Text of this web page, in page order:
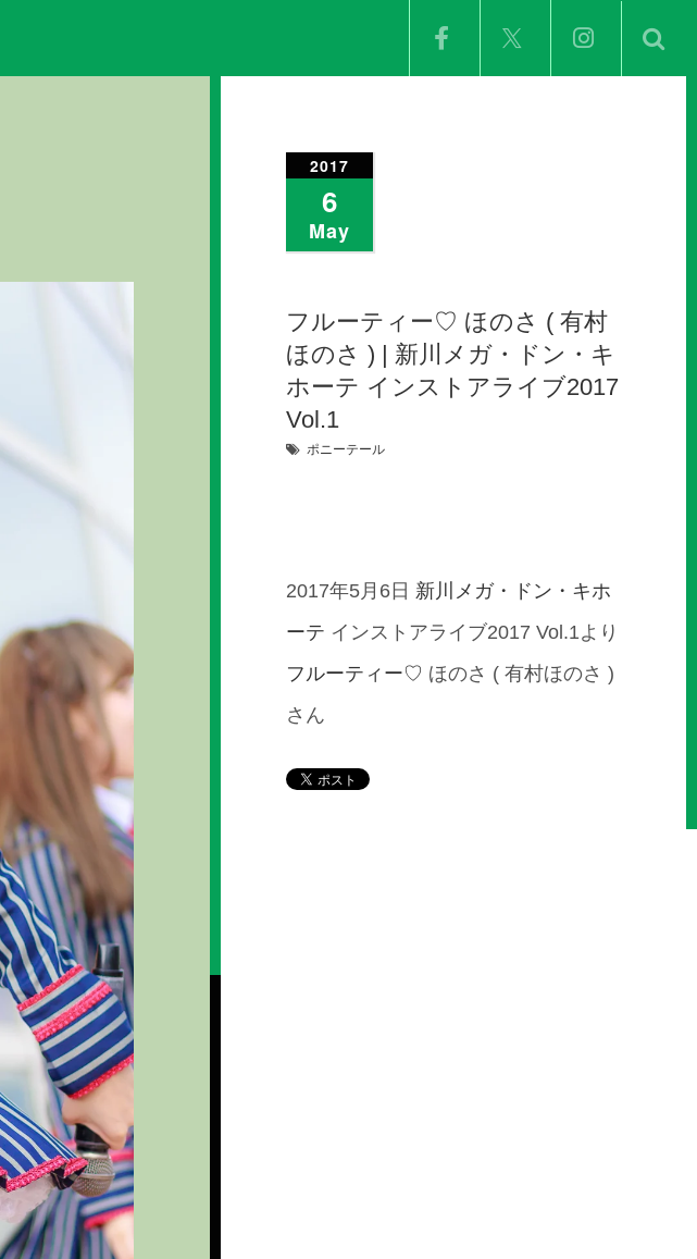
2017
6
May
フルーティー♡ ほのさ ( 有村
ほのさ ) | 新川メガ・ドン・キ
ホーテ インストアライブ2017
Vol.1
ポニーテール
2017年5月6日 新川メガ・ドン・キホ
ーテ インストアライブ2017 Vol.1より
フルーティー♡ ほのさ ( 有村ほのさ )
さん